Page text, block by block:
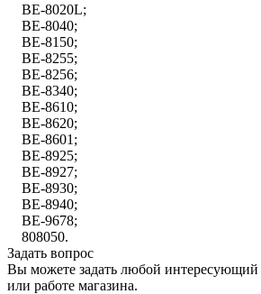
BE-8020L;
BE-8040;
BE-8150;
BE-8255;
BE-8256;
BE-8340;
BE-8610;
BE-8620;
BE-8601;
BE-8925;
BE-8927;
BE-8930;
BE-8940;
BE-9678;
808050.
Задать вопрос
Вы можете задать любой интересующий
или работе магазина.